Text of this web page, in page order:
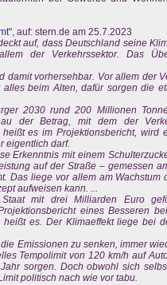
", auf: stern.de am 25.7.2023
auf, dass Deutschland seine
der Verkehrssektor. Das
vorhersehbar. Vor allem der
beim Alten, dafür sorgen die
2030 rund 200 Millionen
der Betrag, mit dem der
es im Projektionsbericht, wird
eigentlich darf.
Erkenntnis mit einem
auf der Straße – gemessen
Das liege vor allem am Wachstum
aufweisen kann. ...
mit drei Milliarden Euro
eines Besseren
es. Der Klimaeffekt liege bei
Emissionen zu senken, immer
Tempolimit von 120 km/h auf
sorgen. Doch obwohl sich
politisch nach wie vor tabu.